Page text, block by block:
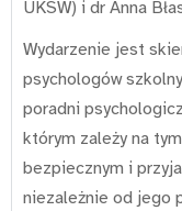
UKSW) i dr Anna
Wydarzenie jest
psychologów
poradni
którym zależy na
bezpiecznym i
niezależnie od jego